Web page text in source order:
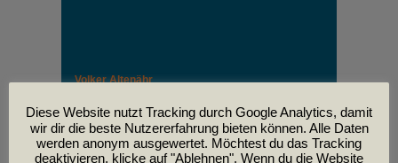
Volker Altenähr
leider am
30. April im Alter von 81 Jahren verstorben.
Diese Website nutzt Tracking durch Google Analytics, damit
wir dir die beste Nutzererfahrung bieten können. Alle Daten
werden anonym ausgewertet. Möchtest du das Tracking
deaktivieren, klicke auf "Ablehnen". Wenn du die Website